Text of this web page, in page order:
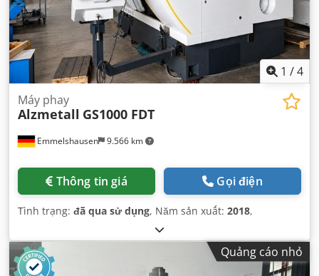
1 /4
Emmelshausen 9.566 km
Máy phay
Alzmetall GS1000 FDT
Thông tin giá Gọi điện
Tình trạng: đã qua sử dụng, Năm sản xuất: 2018,
Quảng cáo nhỏ